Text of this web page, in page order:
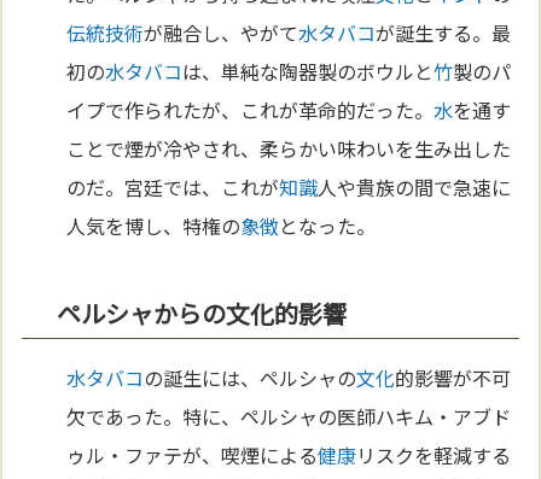
伝統技術が融合し、やがて水タバコが誕生する。最
初の水タバコは、単純な陶器製のボウルと竹製のパ
イプで作られたが、これが革命的だった。水を通す
ことで煙が冷やされ、柔らかい味わいを生み出した
のだ。宮廷では、これが知識人や貴族の間で急速に
人気を博し、特権の象徴となった。
ペルシャからの文化的影響
水タバコの誕生には、ペルシャの文化的影響が不可
欠であった。特に、ペルシャの医師ハキム・アブド
ゥル・ファテが、喫煙による健康リスクを軽減する